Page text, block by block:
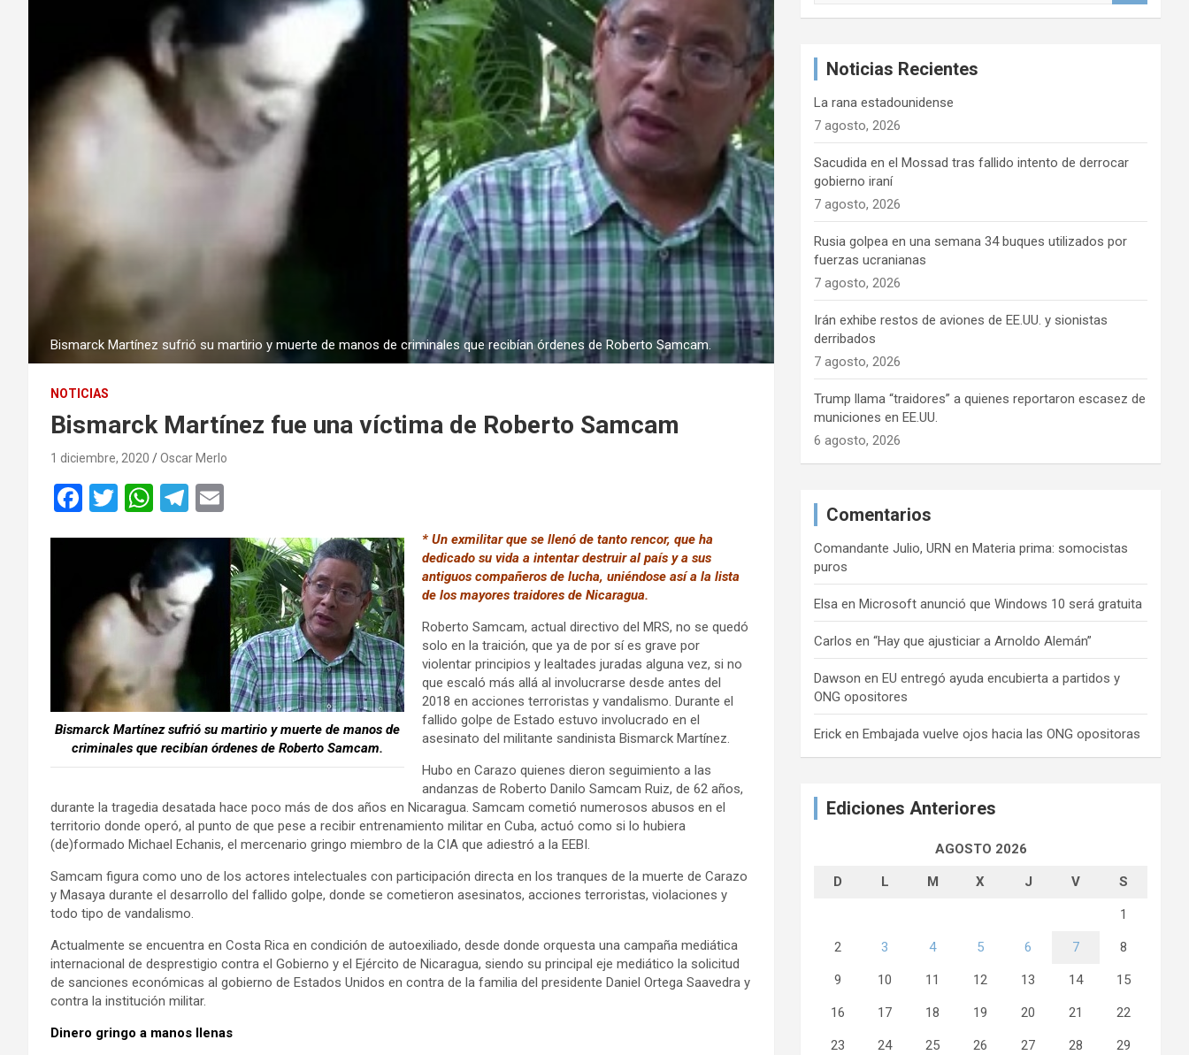
Bismarck Martínez sufrió su martirio y muerte de manos de criminales que recibían órdenes de Roberto Samcam.
NOTICIAS
Bismarck Martínez fue una víctima de Roberto Samcam
1 diciembre, 2020 Oscar Merlo
F
o
o
k
T
er
W
at
s
A
p
p
T
e
gr
a
m
ail
Bismarck Martínez sufrió su martirio y muerte de manos de
criminales que recibían órdenes de Roberto Samcam.
* Un exmilitar que se llenó de tanto rencor, que ha
dedicado su vida a intentar destruir al país y a sus
antiguos compañeros de lucha, uniéndose así a la lista
de los mayores traidores de Nicaragua.
Roberto Samcam, actual directivo del MRS, no se quedó
solo en la traición, que ya de por sí es grave por
violentar principios y lealtades juradas alguna vez, si no
que escaló más allá al involucrarse desde antes del
2018 en acciones terroristas y vandalismo. Durante el
fallido golpe de Estado estuvo involucrado en el
asesinato del militante sandinista Bismarck Martínez.
Hubo en Carazo quienes dieron seguimiento a las
andanzas de Roberto Danilo Samcam Ruiz, de 62 años,
durante la tragedia desatada hace poco más de dos años en Nicaragua. Samcam cometió numerosos abusos en el
territorio donde operó, al punto de que pese a recibir entrenamiento militar en Cuba, actuó como si lo hubiera
(de)formado Michael Echanis, el mercenario gringo miembro de la CIA que adiestró a la EEBI.
Samcam figura como uno de los actores intelectuales con participación directa en los tranques de la muerte de Carazo
y Masaya durante el desarrollo del fallido golpe, donde se cometieron asesinatos, acciones terroristas, violaciones y
todo tipo de vandalismo.
Actualmente se encuentra en Costa Rica en condición de autoexiliado, desde donde orquesta una campaña mediática
internacional de desprestigio contra el Gobierno y el Ejército de Nicaragua, siendo su principal eje mediático la solicitud
de sanciones económicas al gobierno de Estados Unidos en contra de la familia del presidente Daniel Ortega Saavedra y
contra la institución militar.
Dinero gringo a manos llenas
Noticias Recientes
La rana estadounidense
7 agosto, 2026
Sacudida en el Mossad tras fallido intento de derrocar
gobierno iraní
7 agosto, 2026
Rusia golpea en una semana 34 buques utilizados por
fuerzas ucranianas
7 agosto, 2026
Irán exhibe restos de aviones de EE.UU. y sionistas
derribados
7 agosto, 2026
Trump llama “traidores” a quienes reportaron escasez de
municiones en EE.UU.
6 agosto, 2026
Comentarios
Comandante Julio, URN en Materia prima: somocistas
puros
Elsa en Microsoft anunció que Windows 10 será gratuita
Carlosen“Hay que ajusticiar a Arnoldo Alemán”
Dawson en EU entregó ayuda encubierta a partidos y
ONG opositores
Erick en Embajada vuelve ojos hacia las ONG opositoras
Ediciones Anteriores
AGOSTO 2026
D L M X J V S
1
2 3 4 5 6 7 8
9 10 11 12 13 14 15
16 17 18 19 20 21 22
23 24 25 26 27 28 29